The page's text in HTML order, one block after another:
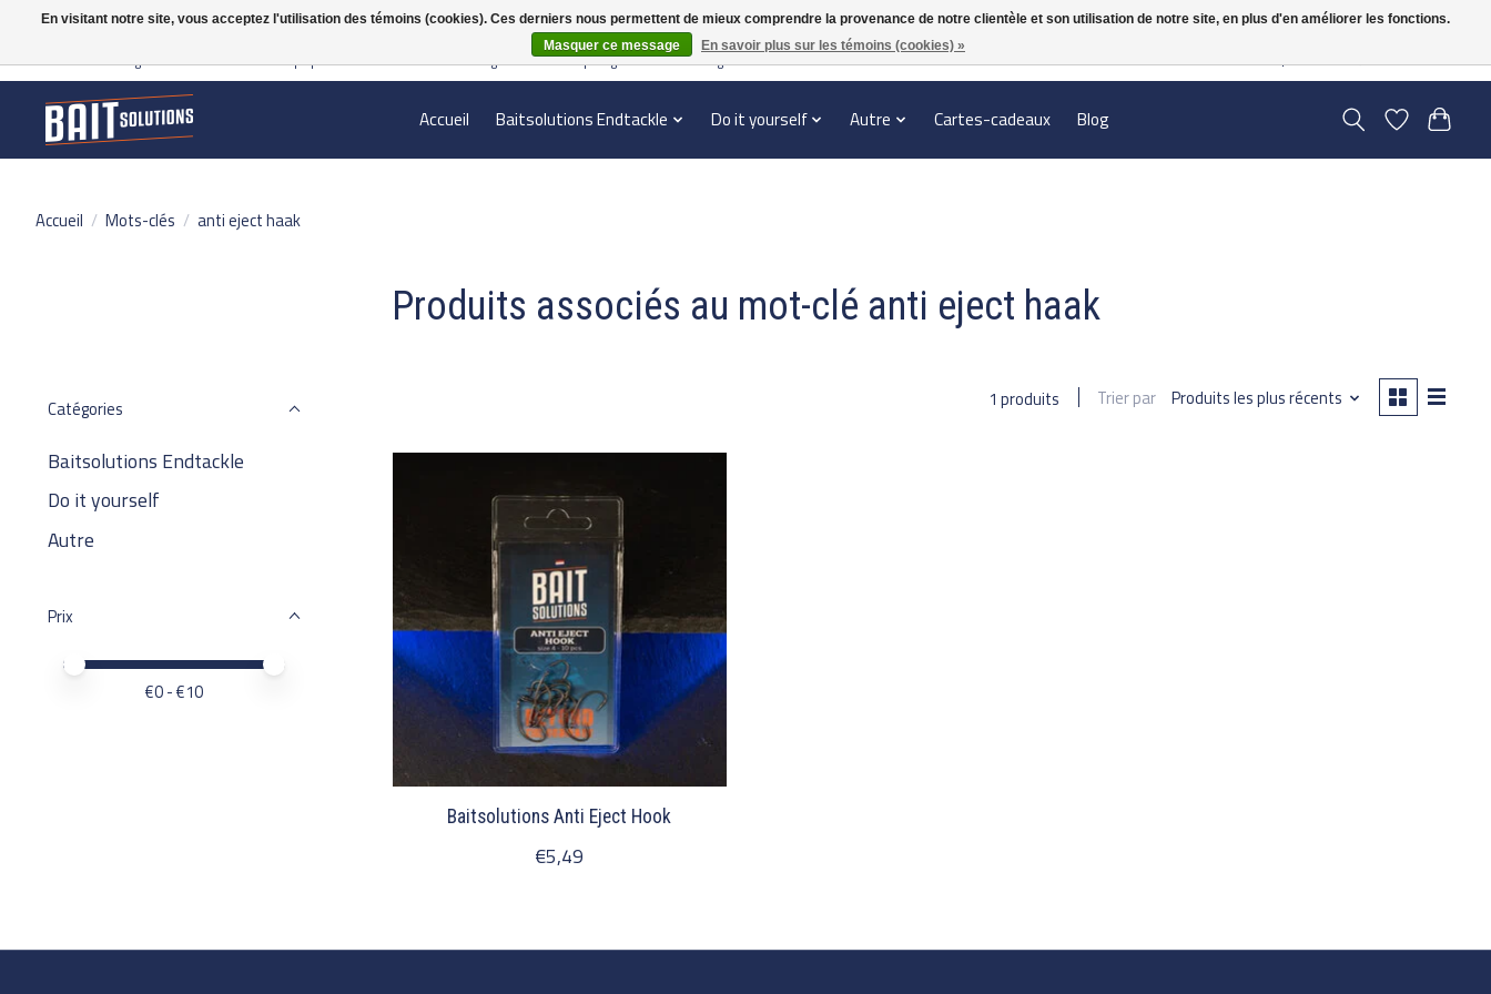
Gratis verzending vanaf 50 euro binnen NL | Op voorraad binnen 2-5 werkdagen verzonden | België vanaf 70 euro gratis verzonden FR S’inscrire / Se connecter
Accueil Baitsolutions Endtackle Do it yourself Autre Cartes-cadeaux Blog
Accueil / Mots-clés / anti eject haak
Produits associés au mot-clé anti eject haak
Catégories
Baitsolutions Endtackle
Do it yourself
Autre
Prix
Prix minimum
Price maximum value
€0- €10
1 produits Trier par Produits les plus récents
Baitsolutions Anti Eject Hook
€5,49
En visitant notre site, vous acceptez l'utilisation des témoins (cookies). Ces derniers nous permettent de mieux comprendre la provenance de notre clientèle et son utilisation de notre site, en plus d'en améliorer les fonctions.
Masquer ce message
En savoir plus sur les témoins (cookies) »